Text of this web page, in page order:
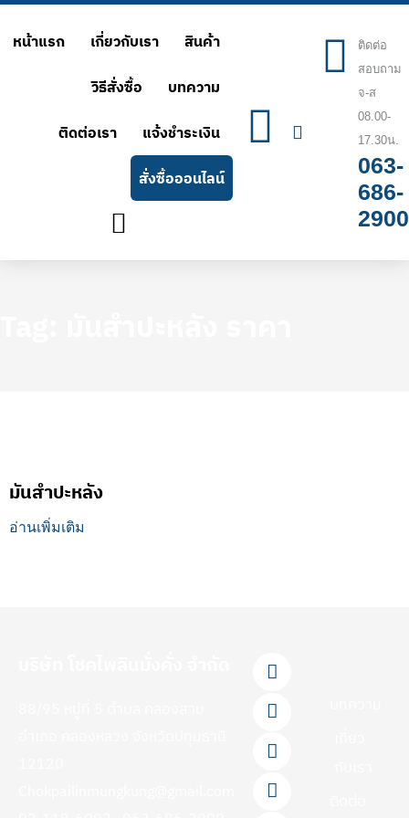
หน้าแรก เกี่ยวกับเรา สินค้า
วิธีสั่งซื้อ บทความ
ติดต่อเรา แจ้งชำระเงิน
สั่งซื้อออนไลน์
ติดต่อ
สอบถาม
จ-ส
08.00-
17.30น.
063-
686-
2900
มันสำปะหลัง
อ่านเพิ่มเติม
F
a
c
e
b
o
k
L
i
n
e
Y
o
u
t
u
b
T
i
k
t
o
k
I
n
s
t
a
g
a